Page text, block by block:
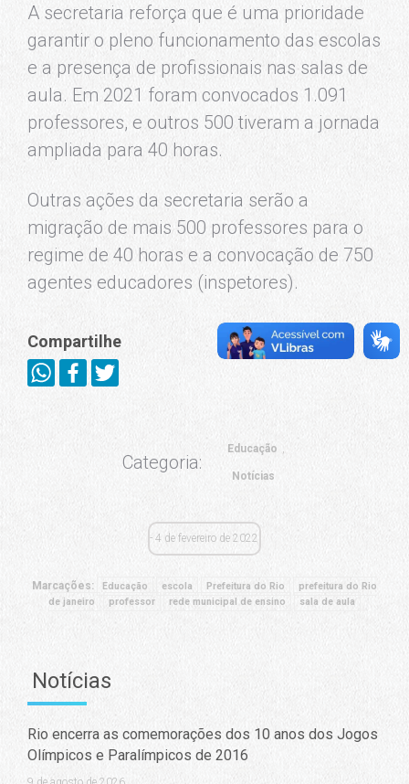
A secretaria reforça que é uma prioridade
garantir o pleno funcionamento das escolas
e a presença de profissionais nas salas de
aula. Em 2021 foram convocados 1.091
professores, e outros 500 tiveram a jornada
ampliada para 40 horas.
Outras ações da secretaria serão a
migração de mais 500 professores para o
regime de 40 horas e a convocação de 750
agentes educadores (inspetores).
Compartilhe
Categoria:
Educação
Notícias
4 de fevereiro de 2022
Marcações: Educação escola Prefeitura do Rio
prefeitura do Rio
de janeiro
professor rede municipal de ensino sala de aula
Notícias
Rio encerra as comemorações dos 10 anos dos Jogos
Olímpicos e Paralímpicos de 2016